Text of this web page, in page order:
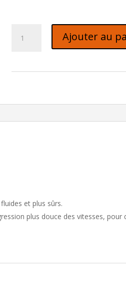
2x12V
Ajouter au
et plus sûrs.
plus douce des vitesses,